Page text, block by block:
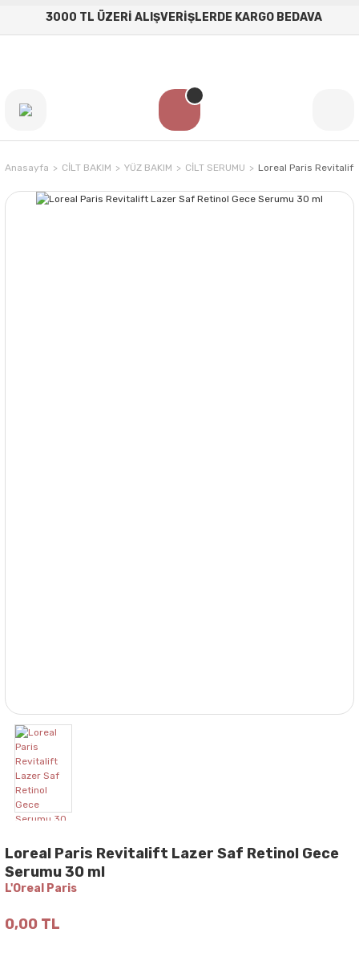
3000 TL ÜZERİ ALIŞVERİŞLERDE KARGO BEDAVA
Anasayfa CİLT BAKIM YÜZ BAKIM CİLT SERUMU Loreal Paris
Loreal Paris Revitalift Lazer Saf Retinol Gece
Serumu 30 ml
L'Oreal Paris
0,00 TL